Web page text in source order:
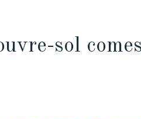
sol